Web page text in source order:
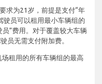
求为21岁，前提是支付“年
驶员可以租用最小车辆组的
”费用。对于覆盖较大车辆
员无需支付附加费。
租用的所有车辆组的最高